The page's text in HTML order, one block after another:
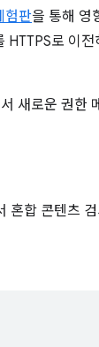
험판을 통해 영
로 이
새로운 권한
혼합 콘텐츠